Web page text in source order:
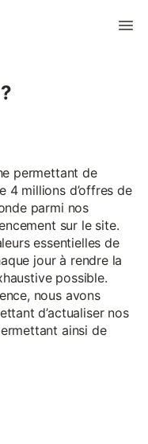
permettant de
4 millions d’offres de
parmi nos
sur le site.
essentielles de
jour à rendre la
possible.
nous avons
d’actualiser nos
ainsi de